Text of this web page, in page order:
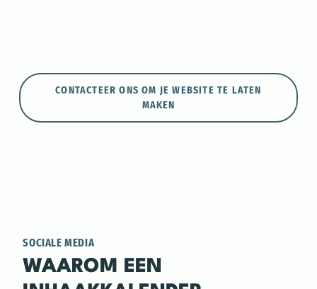
CONTACTEER ONS OM JE WEBSITE TE LATEN
MAKEN
SOCIALE MEDIA
WAAROM EEN